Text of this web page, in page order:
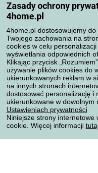
Zasady ochrony
4home.pl
4home.pl dostosowujemy
Twojego zachowania na
cookies w celu
wyświetlania odpowiednich
Klikając przycisk
używanie plików cookies do
ukierunkowanych reklam w
na innych stronach
dostosować personalizację i
ukierunkowane w dowolnym
Ustawieniach prywatności
Niniejsze strony internetowe
cookie. Więcej informacji
Zasady przetwarzania
Sposoby transportu
Metody płatności
Niezawodny sklep